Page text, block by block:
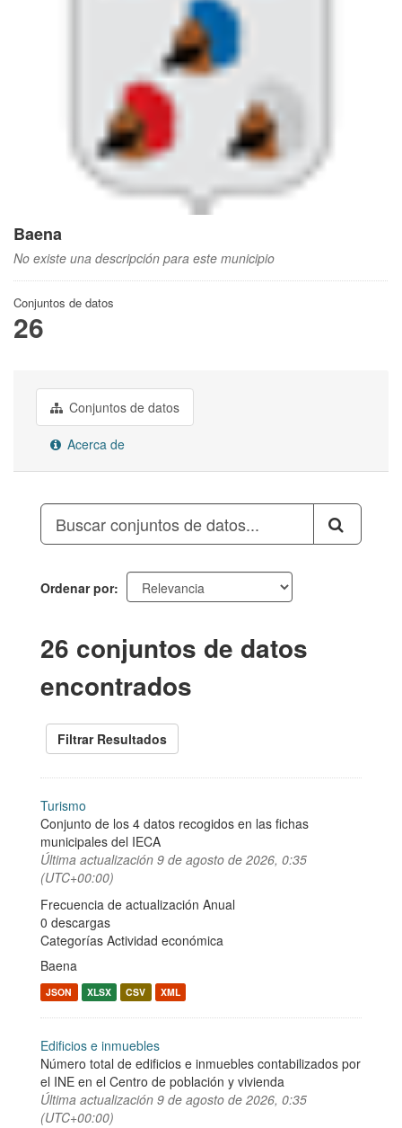
Baena
No existe una descripción para este municipio
Conjuntos de datos
26
Conjuntos de datos
Acerca de
Ordenar por
26 conjuntos de datos
encontrados
Filtrar Resultados
Turismo
Conjunto de los 4 datos recogidos en las fichas
municipales del IECA
Última actualización 9 de agosto de 2026, 0:35
(UTC+00:00)
Frecuencia de actualización Anual
0 descargas
Categorías Actividad económica
Baena
JSON XLSX CSV XML
Edificios e inmuebles
Número total de edificios e inmuebles contabilizados por
el INE en el Centro de población y vivienda
Última actualización 9 de agosto de 2026, 0:35
(UTC+00:00)